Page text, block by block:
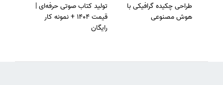
طراحی چکیده گرافیکی با
هوش مصنوعی
تولید کتاب صوتی حرفه‌ای |
قیمت 1404 + نمونه کار
رایگان